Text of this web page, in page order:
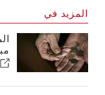
المزيد في